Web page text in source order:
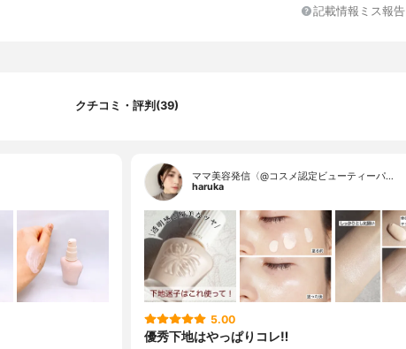
フェノール、ビスエチルヘキシルオキシフェノールメトキシフェニルトリアジ
コール、タルク、トリエチルヘキサノイン、トリセテアレス－4リン酸、ベヘ
記載情報ミス報告
クチコミ・評判(39)
ママ美容発信〈@コスメ認定ビューティーパ…
haruka
5.00
優秀下地はやっぱりコレ‼️